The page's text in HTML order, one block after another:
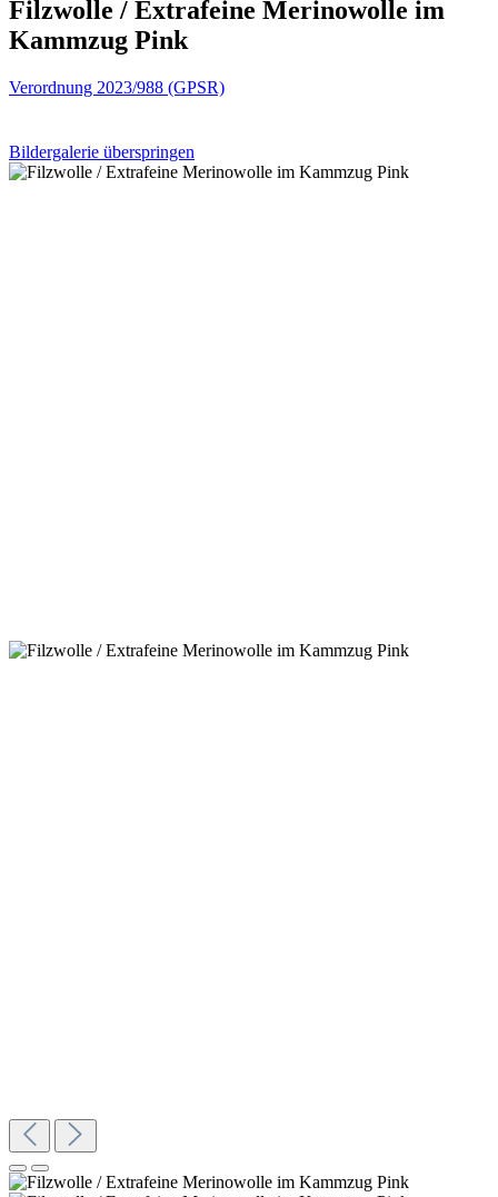
Filzwolle / Extrafeine Merinowolle im
Kammzug Pink
Verordnung 2023/988 (GPSR)
Bildergalerie überspringen